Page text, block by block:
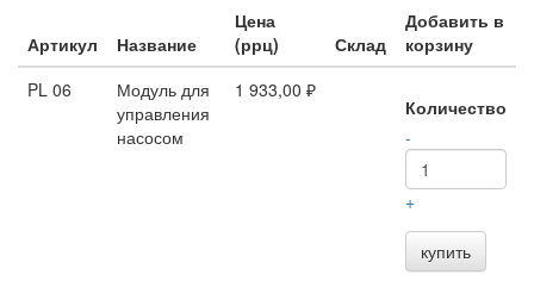
Артикул Название
Цена
(ррц)
Склад
Добавить в
корзину
PL 06
Модуль для
управления
насосом
1 933,00 ₽
Количество
-
+
купить